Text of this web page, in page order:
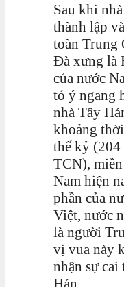
Sau khi
thành lập
toàn Trung
Đà xưng là
của nước
tỏ ý ngang
nhà Tây
khoảng
thế kỷ (204
TCN),
Nam hiện
phần của
Việt, nước
là người
vị vua này
nhận sự cai
Hán.